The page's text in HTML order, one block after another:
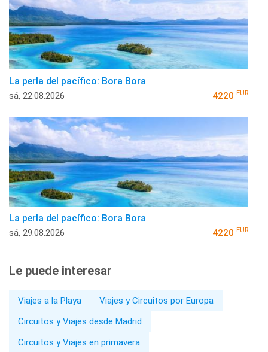
La perla del pacífico: Bora Bora
sá, 22.08.2026 4220 EUR
La perla del pacífico: Bora Bora
sá, 29.08.2026 4220 EUR
Le puede interesar
Viajes a la Playa
Viajes y Circuitos por Europa
Circuitos y Viajes desde Madrid
Circuitos y Viajes en primavera